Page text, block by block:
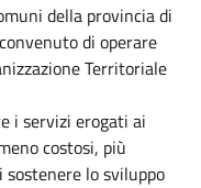
della provincia di
di operare
Territoriale
i servizi erogati ai
costosi, più
sostenere lo sviluppo